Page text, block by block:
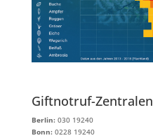
Giftnotruf-Zentralen
Berlin:030 19240
Bonn:0228 19240